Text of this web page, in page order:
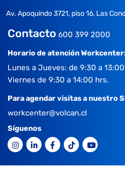
Av. Apoquindo 3721, piso 16, Las
Contacto 600 399 2000
Horario de atención
Lunes a Jueves: de 9:30 a
Viernes de 9:30 a 14:00 hrs.
Para agendar visitas a nuestro
workcenter@volcan.cl
Síguenos